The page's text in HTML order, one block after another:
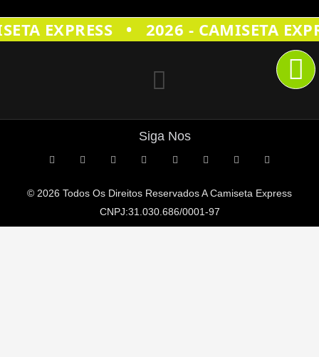
EXPRESS 2026 - CAMISETA
Siga Nos
© 2026 Todos Os Direitos Reservados ACamiseta Express
CNPJ:31.030.686/0001-97